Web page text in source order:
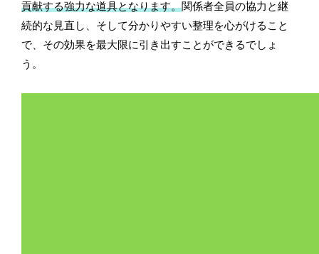
貢献する強力な道具となります。関係者全員の協力と継
続的な見直し、そして分かりやすい整理を心がけること
で、その効果を最大限に引き出すことができるでしょ
う。